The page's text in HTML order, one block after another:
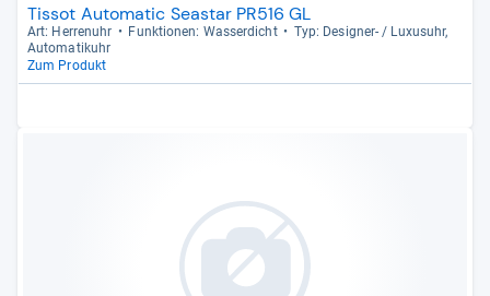
Tissot Automatic Seastar PR516 GL
Art: Her­ren­uhr Funk­tio­nen: Was­ser­dicht
Typ: Desi­gner-​ / Luxu­suhr,
Auto­ma­ti­k­uhr
Zum Produkt